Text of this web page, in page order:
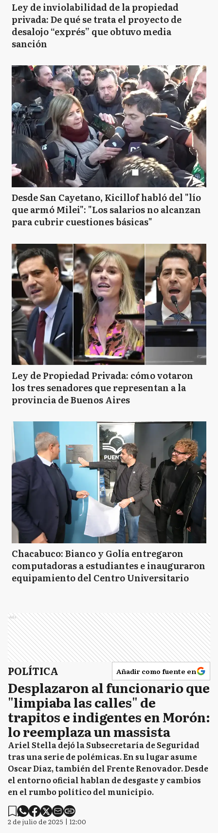
Ley de inviolabilidad de la propiedad
privada: De qué se trata el proyecto de
desalojo “exprés” que obtuvo media
sanción
Desde San Cayetano, Kicillof habló del "lío
que armó Milei": "Los salarios no alcanzan
para cubrir cuestiones básicas"
Ley de Propiedad Privada: cómo votaron
los tres senadores que representan a la
provincia de Buenos Aires
Chacabuco: Bianco y Golía entregaron
computadoras a estudiantes e inauguraron
equipamiento del Centro Universitario
Ads
POLÍTICA Añadir como fuente en
Desplazaron al funcionario que
"limpiaba las calles" de
trapitos e indigentes en Morón:
lo reemplaza un massista
Ariel Stella dejó la Subsecretaría de Seguridad
tras una serie de polémicas. En su lugar asume
Oscar Díaz, también del Frente Renovador. Desde
el entorno oficial hablan de desgaste y cambios
en el rumbo político del municipio.
2 de julio de 2025 | 12:00